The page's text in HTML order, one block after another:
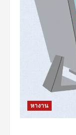
หางาน